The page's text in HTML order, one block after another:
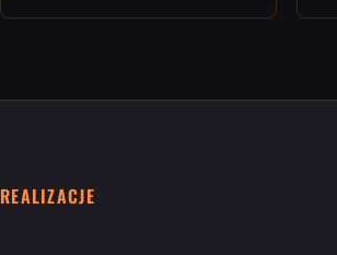
REALIZACJE